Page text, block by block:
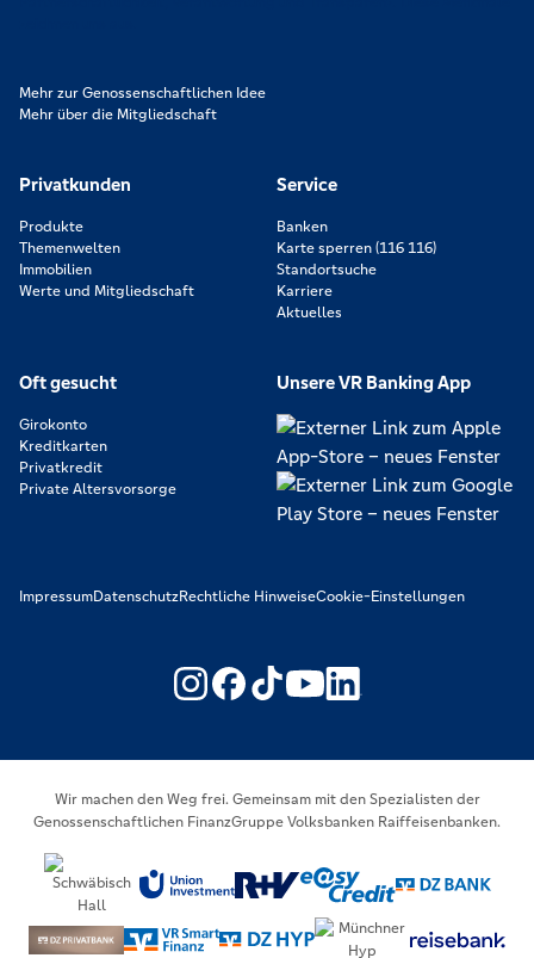
Mehr zur Genossenschaftlichen Idee
Mehr über die Mitgliedschaft
Privatkunden
Produkte
Themenwelten
Immobilien
Werte und Mitgliedschaft
Service
Banken
Karte sperren (116 116)
Standortsuche
Karriere
Aktuelles
Oft gesucht
Girokonto
Kreditkarten
Privatkredit
Private Altersvorsorge
Unsere VR Banking App
ImpressumDatenschutzRechtliche HinweiseCookie-Einstellungen
https://www.youtube.com/
https://
Wir machen den Weg frei. Gemeinsam mit den Spezialisten der
Genossenschaftlichen FinanzGruppe Volksbanken Raiffeisenbanken.